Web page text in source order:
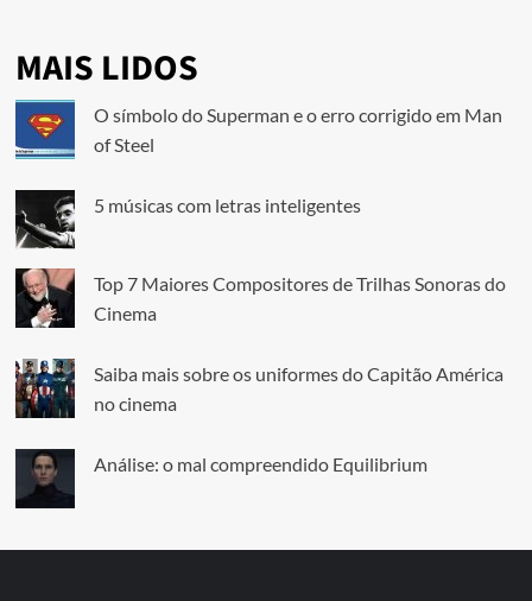
MAIS LIDOS
O símbolo do Superman e o erro corrigido em Man
of Steel
5 músicas com letras inteligentes
Top 7 Maiores Compositores de Trilhas Sonoras do
Cinema
Saiba mais sobre os uniformes do Capitão América
no cinema
Análise: o mal compreendido Equilibrium